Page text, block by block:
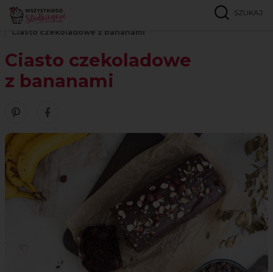
SZUKAJ
Strona główna
Ciasto czekoladowe z bananami
Ciasto czekoladowe
z bananami
Zobacz nasze piny w serwisie Pinterest
Udostępnij ten przepis w serwisie Facebook